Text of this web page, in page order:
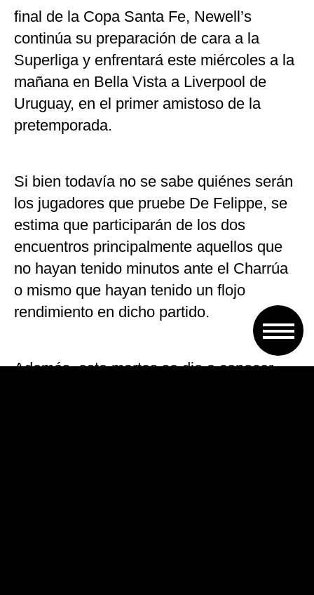
final de la Copa Santa Fe, Newell’s
continúa su preparación de cara a la
Superliga y enfrentará este miércoles a la
mañana en Bella Vista a Liverpool de
Uruguay, en el primer amistoso de la
pretemporada.
Si bien todavía no se sabe quiénes serán
los jugadores que pruebe De Felippe, se
estima que participarán de los dos
encuentros principalmente aquellos que
no hayan tenido minutos ante el Charrúa
o mismo que hayan tenido un flojo
rendimiento en dicho partido.
Además, este martes se dio a conocer